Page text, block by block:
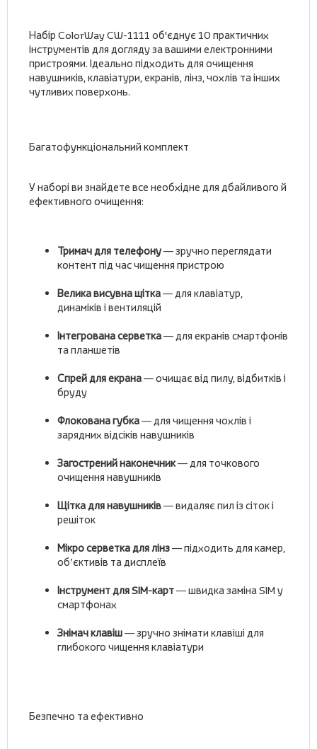
Набір ColorWay CW-1111 об'єднує 10 практичних
інструментів для догляду за вашими електронними
пристроями. Ідеально підходить для очищення
навушників, клавіатури, екранів, лінз, чохлів та інших
чутливих поверхонь.
Багатофункціональний комплект
У наборі ви знайдете все необхідне для дбайливого й
ефективного очищення:
Тримач для телефону— зручно переглядати
контент під час чищення пристрою
Велика висувна щітка— для клавіатур,
динаміків і вентиляцій
Інтегрована серветка— для екранів смартфонів
та планшетів
Спрей для екрана— очищає від пилу, відбитків і
бруду
Флокована губка— для чищення чохлів і
зарядних відсіків навушників
Загострений наконечник— для точкового
очищення навушників
Щітка для навушників— видаляє пил із сіток і
решіток
Мікро серветка для лінз— підходить для камер,
об’єктивів та дисплеїв
Інструмент для SIM-карт— швидка заміна SIM у
смартфонах
Знімач клавіш— зручно знімати клавіші для
глибокого чищення клавіатури
Безпечно та ефективно